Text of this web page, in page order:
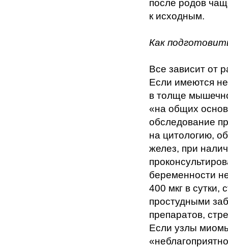
после родов
к исходным.
Как
Все зависит от
Если имеются
в толще
«на общих
обследование
на цитологию,
желез, при
беременности
400 мкг в сутки,
простудными
препаратов,
Если узлы